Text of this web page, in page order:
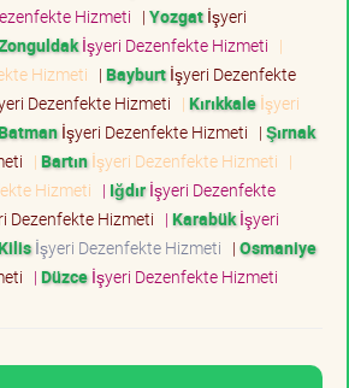
Hizmeti | Yozgatİşyeri
İşyeri Dezenfekte Hizmeti |
Hizmeti | Bayburtİşyeri Dezenfekte
Dezenfekte Hizmeti | Kırıkkaleİşyeri
İşyeri Dezenfekte Hizmeti | Şırnak
| Bartınİşyeri Dezenfekte Hizmeti |
Hizmeti | Iğdırİşyeri Dezenfekte
Dezenfekte Hizmeti | Karabükİşyeri
İşyeri Dezenfekte Hizmeti | Osmaniye
| Düzceİşyeri Dezenfekte Hizmeti